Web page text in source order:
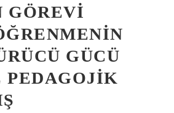
GÖREVI
GÜCÜ
PEDAGOJIK